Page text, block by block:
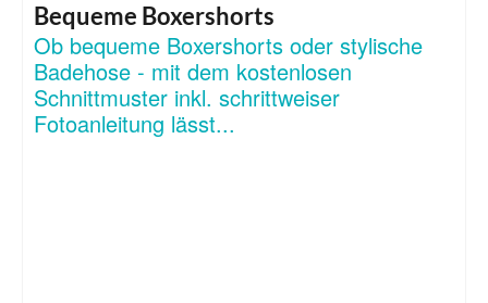
Bequeme Boxershorts
Ob bequeme Boxershorts oder stylische
Badehose - mit dem kostenlosen
Schnittmuster inkl. schrittweiser
Fotoanleitung lässt...